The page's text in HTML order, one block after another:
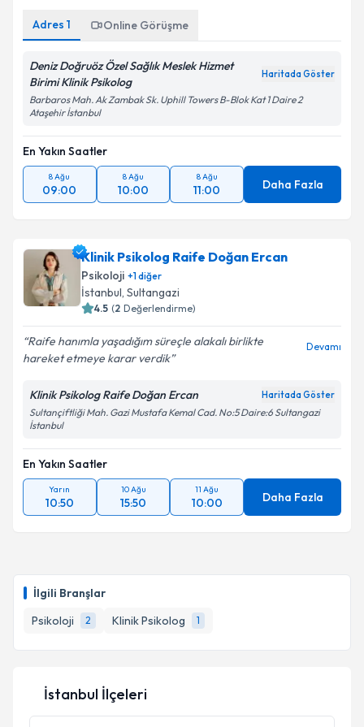
İlgili Branşlar
Psikoloji
2 Klinik Psikolog 1
Adres 1 Online Görüşme
Deniz Doğruöz Özel Sağlık Meslek Hizmet
Birimi Klinik Psikolog
Haritada Göster
Barbaros Mah. Ak Zambak Sk. Uphill Towers B-Blok Kat 1 Daire 2
Ataşehir İstanbul
En Yakın Saatler
8 Ağu
09:00
8 Ağu
10:00
8 Ağu
11:00 Daha Fazla
Klinik Psikolog Raife Doğan Ercan
Psikoloji +1diğer
İstanbul, Sultangazi
4.5 (2 Değerlendirme)
Raife hanımla yaşadığım süreçle alakalı birlikte
hareket etmeye karar verdik
Devamı
Klinik Psikolog Raife Doğan Ercan Haritada Göster
Sultançiftliği Mah. Gazi Mustafa Kemal Cad. No:5 Daire:6 Sultangazi
İstanbul
En Yakın Saatler
Yarın
10:50
10 Ağu
15:50
11 Ağu
10:00 Daha Fazla
İstanbul İlçeleri